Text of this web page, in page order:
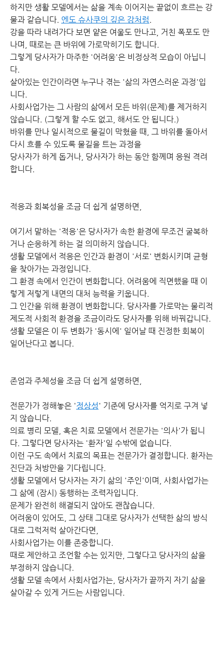
하지만 생활 모델에서는 삶을 계속 이어지는 끝없이 흐르는 강
물과 같습니다. 엔도 슈사쿠의 깊은 강처럼.
강을 따라 내려가다 보면 얕은 여울도 만나고, 거친 폭포도 만
나며, 때로는 큰 바위에 가로막히기도 합니다.
그렇게 당사자가 마주한 '어려움'은 비정상적 모습이 아닙니
다.
살아있는 인간이라면 누구나 겪는 '삶의 자연스러운 과정'입
니다.
사회사업가는 그 사람의 삶에서 모든 바위(문제)를 제거하지
않습니다. (그렇게 할 수도 없고, 해서도 안 됩니다.)
바위를 만나 일시적으로 물길이 막혔을 때, 그 바위를 돌아서
다시 흐를 수 있도록 물길을 트는 과정을
당사자가 하게 돕거나, 당사자가 하는 동안 함께며 응원 격려
합니다.
적응과 회복성을 조금 더 쉽게 설명하면,
여기서 말하는 '적응'은 당사자가 속한 환경에 무조건 굴복하
거나 순응하게 하는 걸 의미하지 않습니다.
생활 모델에서 적응은 인간과 환경이 '서로' 변화시키며 균형
을 찾아가는 과정입니다.
그 환경 속에서 인간이 변화합니다. 어려움에 직면했을 때 이
렇게 저렇게 내면의 대처 능력을 키웁니다.
그 인간을 위해 환경이 변화합니다. 당사자를 가로막는 물리적
제도적 사회적 환경을 조금이라도 당사자를 위해 바꿔갑니다.
생활 모델은 이 두 변화가 '동시에' 일어날 때 진정한 회복이
일어난다고 봅니다.
존엄과 주체성을 조금 더 쉽게 설명하면,
전문가가 정해놓은 '정상성 ' 기준에 당사자를 억지로 구겨 넣
지 않습니다.
의료 병리 모델, 혹은 치료 모델에서 전문가는 '의사'가 됩니
다. 그렇다면 당사자는 '환자'일 수밖에 없습니다.
이런 구도 속에서 치료의 목표는 전문가가 결정합니다. 환자는
진단과 처방만을 기다립니다.
생활 모델에서 당사자는 자기 삶의 '주인'이며, 사회사업가는
그 삶에 (잠시) 동행하는 조력자입니다.
문제가 완전히 해결되지 않아도 괜찮습니다.
어려움이 있어도, 그 상태 그대로 당사자가 선택한 삶의 방식
대로 그럭저럭 살아간다면,
사회사업가는 이를 존중합니다.
때로 제안하고 조언할 수는 있지만, 그렇다고 당사자의 삶을
부정하지 않습니다.
생활 모델 속에서 사회사업가는, 당사자가 끝까지 자기 삶을
살아갈 수 있게 거드는 사람입니다.